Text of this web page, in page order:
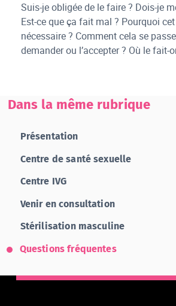
Suis-je obligée de le faire ? Dois-je
Est-ce que ça fait mal ? Pourquoi
nécessaire ? Comment cela se
demander ou l’accepter ? Où le fait-
Dans la même rubrique
Présentation
Centre de santé sexuelle
Centre IVG
Venir en consultation
Stérilisation masculine
Questions fréquentes